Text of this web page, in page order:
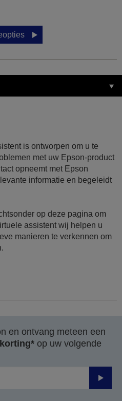
is ontworpen om u te
met uw Epson-product
opneemt met Epson
informatie en begeleidt
op deze pagina om
assistent wij helpen u
manieren te verkennen om
en ontvang meteen een
op uw volgende